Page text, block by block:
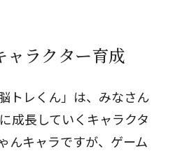
ャラクター育成
トレくん」は、みなさん
成長していくキャラクタ
んキャラですが、ゲーム